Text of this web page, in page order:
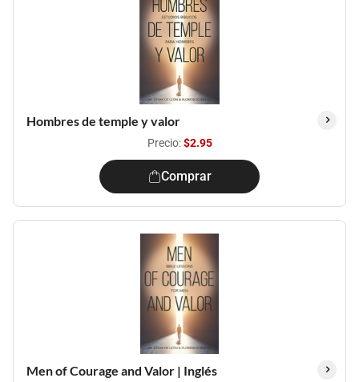
Hombres de temple y valor
Precio:$2.95
Comprar
Men of Courage and Valor | Inglés